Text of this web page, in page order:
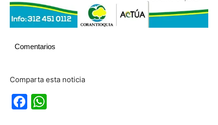
Comentarios
Comparta esta noticia
Facebook